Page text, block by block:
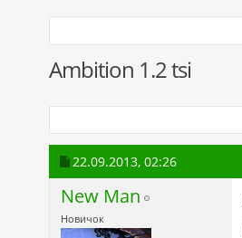
Ambition 1.2 tsi
22.09.2013, 02:26
New Man
Новичок